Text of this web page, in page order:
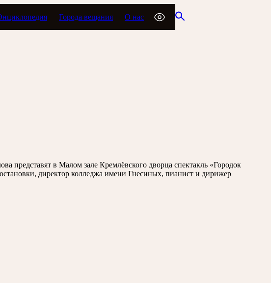
Города вещания О нас
представят в Малом зале Кремлёвского дворца спектакль «Городок
директор колледжа имени Гнесиных, пианист и дирижер